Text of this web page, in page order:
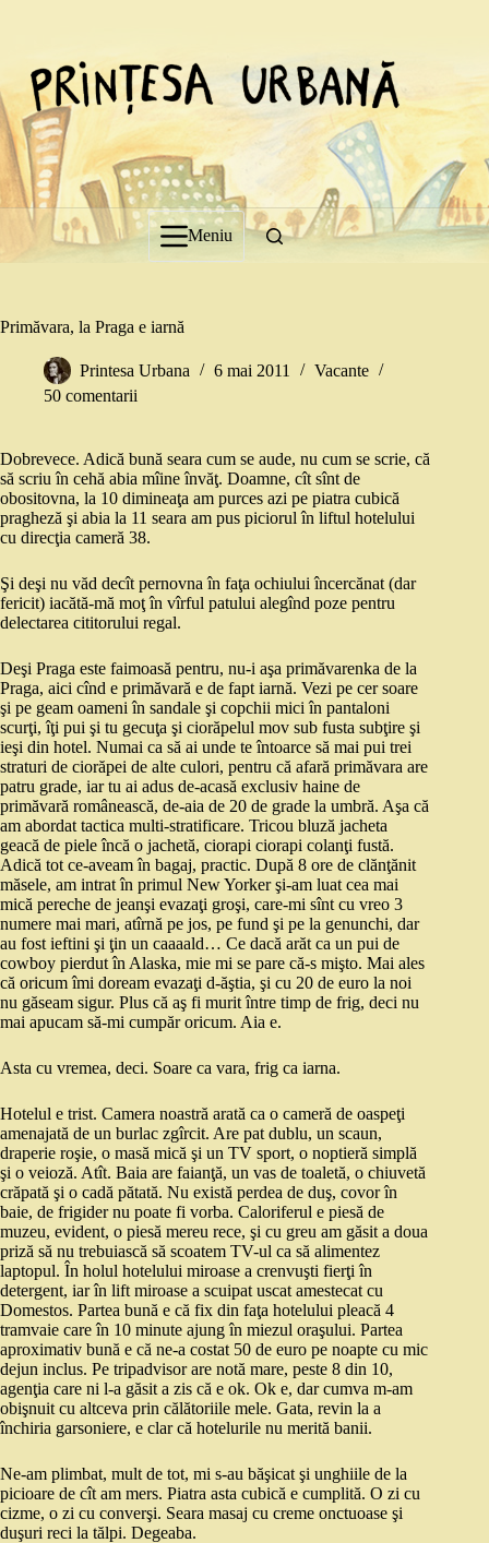
Meniu
Primăvara, la Praga e iarnă
Printesa Urbana 6 mai 2011
Vacante
50 comentarii
Dobrevece. Adică bună seara cum se aude, nu cum se scrie, că
să scriu în cehă abia mîine învăţ. Doamne, cît sînt de
obositovna, la 10 dimineaţa am purces azi pe piatra cubică
pragheză şi abia la 11 seara am pus piciorul în liftul hotelului
cu direcţia cameră 38.
Şi deşi nu văd decît pernovna în faţa ochiului încercănat (dar
fericit) iacătă-mă moţ în vîrful patului alegînd poze pentru
delectarea cititorului regal.
Deşi Praga este faimoasă pentru, nu-i aşa primăvarenka de la
Praga, aici cînd e primăvară e de fapt iarnă. Vezi pe cer soare
şi pe geam oameni în sandale şi copchii mici în pantaloni
scurţi, îţi pui şi tu gecuţa şi ciorăpelul mov sub fusta subţire şi
ieşi din hotel. Numai ca să ai unde te întoarce să mai pui trei
straturi de ciorăpei de alte culori, pentru că afară primăvara are
patru grade, iar tu ai adus de-acasă exclusiv haine de
primăvară românească, de-aia de 20 de grade la umbră. Aşa că
am abordat tactica multi-stratificare. Tricou bluză jacheta
geacă de piele încă o jachetă, ciorapi ciorapi colanţi fustă.
Adică tot ce-aveam în bagaj, practic. După 8 ore de clănţănit
măsele, am intrat în primul New Yorker şi-am luat cea mai
mică pereche de jeanşi evazaţi groşi, care-mi sînt cu vreo 3
numere mai mari, atîrnă pe jos, pe fund şi pe la genunchi, dar
au fost ieftini şi ţin un caaaald… Ce dacă arăt ca un pui de
cowboy pierdut în Alaska, mie mi se pare că-s mişto. Mai ales
că oricum îmi doream evazaţi d-ăştia, şi cu 20 de euro la noi
nu găseam sigur. Plus că aş fi murit între timp de frig, deci nu
mai apucam să-mi cumpăr oricum. Aia e.
Asta cu vremea, deci. Soare ca vara, frig ca iarna.
Hotelul e trist. Camera noastră arată ca o cameră de oaspeţi
amenajată de un burlac zgîrcit. Are pat dublu, un scaun,
draperie roşie, o masă mică şi un TV sport, o noptieră simplă
şi o veioză. Atît. Baia are faianţă, un vas de toaletă, o chiuvetă
crăpată şi o cadă pătată. Nu există perdea de duş, covor în
baie, de frigider nu poate fi vorba. Caloriferul e piesă de
muzeu, evident, o piesă mereu rece, şi cu greu am găsit a doua
priză să nu trebuiască să scoatem TV-ul ca să alimentez
laptopul. În holul hotelului miroase a crenvuşti fierţi în
detergent, iar în lift miroase a scuipat uscat amestecat cu
Domestos. Partea bună e că fix din faţa hotelului pleacă 4
tramvaie care în 10 minute ajung în miezul oraşului. Partea
aproximativ bună e că ne-a costat 50 de euro pe noapte cu mic
dejun inclus. Pe tripadvisor are notă mare, peste 8 din 10,
agenţia care ni l-a găsit a zis că e ok. Ok e, dar cumva m-am
obişnuit cu altceva prin călătoriile mele. Gata, revin la a
închiria garsoniere, e clar că hotelurile nu merită banii.
Ne-am plimbat, mult de tot, mi s-au băşicat şi unghiile de la
picioare de cît am mers. Piatra asta cubică e cumplită. O zi cu
cizme, o zi cu converşi. Seara masaj cu creme onctuoase şi
duşuri reci la tălpi. Degeaba.